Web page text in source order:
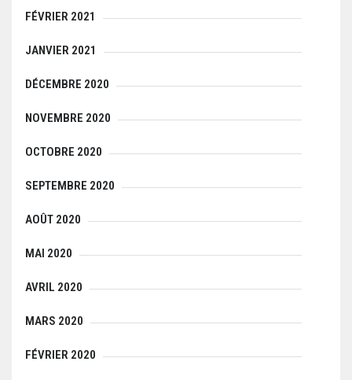
FÉVRIER 2021
JANVIER 2021
DÉCEMBRE 2020
NOVEMBRE 2020
OCTOBRE 2020
SEPTEMBRE 2020
AOÛT 2020
MAI 2020
AVRIL 2020
MARS 2020
FÉVRIER 2020